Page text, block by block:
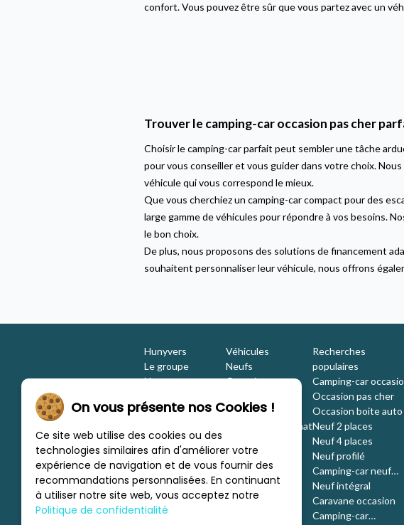
confort. Vous pouvez être sûr que vous partez avec un
Trouver le camping-car occasion pas cher
Choisir le camping-car parfait peut sembler une tâche
pour vous conseiller et vous guider dans votre choix.
véhicule qui vous correspond le mieux.
Que vous cherchiez un camping-car compact pour des
large gamme de véhicules pour répondre à vos besoins.
le bon choix.
De plus, nous proposons des solutions definancement
souhaitent personnaliser leur véhicule, nous offrons
Hunyvers
Le groupe
Nos engagements
Nous rejoindre
Nos marques
Les concessions
Nous trouver
Véhicules
Neufs
Occasions
Location
Estimation / Rachat
Financement
Recherches
populaires
Camping-car
Occasion pas cher
Occasion boite auto
Neuf 2 places
Neuf 4 places
Neuf profilé
Camping-car neuf
compact
Neuf intégral
Caravane occasion
Camping-car
On vous présente nos Cookies !
Ce site web utilise des cookies ou des
technologies similaires afin d'améliorer votre
expérience de navigation et de vous fournir des
recommandations personnalisées. En continuant
à utiliser notre site web, vous acceptez notre
Politique de confidentialité